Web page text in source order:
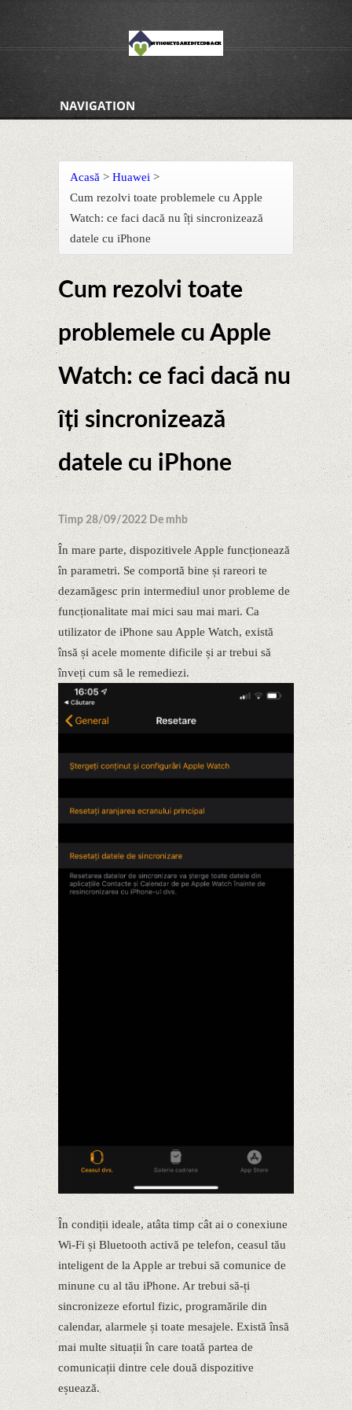
NAVIGATION
Acasă > Huawei >
Cum rezolvi toate problemele cu Apple
Watch: ce faci dacă nu îți sincronizează
datele cu iPhone
Cum rezolvi toate
problemele cu Apple
Watch: ce faci dacă nu
îți sincronizează
datele cu iPhone
Timp 28/09/2022 De mhb
În mare parte, dispozitivele Apple funcționează
în parametri. Se comportă bine și rareori te
dezamăgesc prin intermediul unor probleme de
funcționalitate mai mici sau mai mari. Ca
utilizator de iPhone sau Apple Watch, există
însă și acele momente dificile și ar trebui să
înveți cum să le remediezi.
În condiții ideale, atâta timp cât ai o conexiune
Wi-Fi și Bluetooth activă pe telefon, ceasul tău
inteligent de la Apple ar trebui să comunice de
minune cu al tău iPhone. Ar trebui să-ți
sincronizeze efortul fizic, programările din
calendar, alarmele și toate mesajele. Există însă
mai multe situații în care toată partea de
comunicații dintre cele două dispozitive
eșuează.